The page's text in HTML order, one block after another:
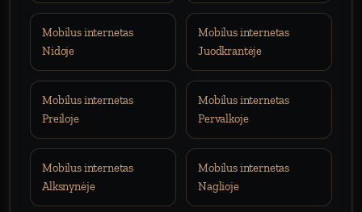
Mobilus internetas
Nidoje
Mobilus internetas
Juodkrantėje
Mobilus internetas
Preiloje
Mobilus internetas
Pervalkoje
Mobilus internetas
Alksnynėje
Mobilus internetas
Naglioje